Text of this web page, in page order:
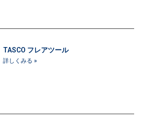
TASCO フレアツール
詳しくみる »